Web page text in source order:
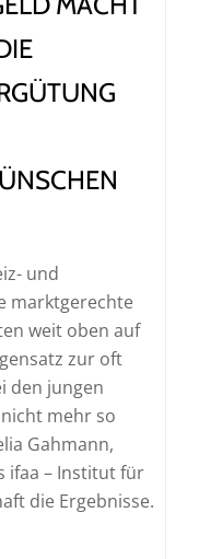
und
marktgerechte
weit oben auf
zur oft
den jungen
mehr so
Gahmann,
ifaa – Institut für
die Ergebnisse.